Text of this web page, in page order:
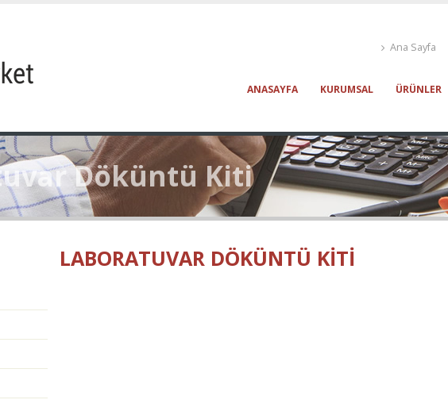
Ana Sayfa
ANASAYFA KURUMSAL ÜRÜNLER
Döküntü Kiti
LABORATUVAR DÖKÜNTÜ KITI